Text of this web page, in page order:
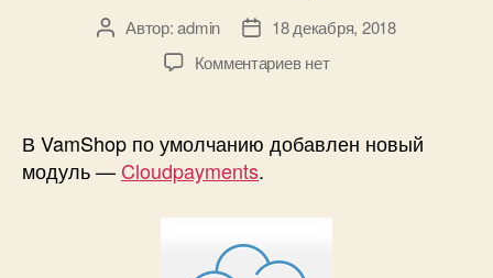
АвторАвтор:admin
Дата18 декабря, 2018
Комментариевк
новый
модуль
нет
В VamShop по умолчанию добавлен новый
модуль — Cloudpayments.